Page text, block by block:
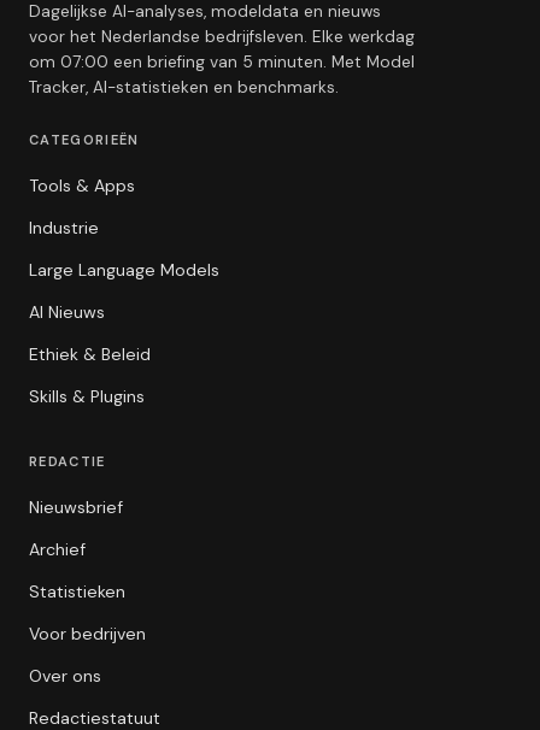
Dagelijkse AI-analyses, modeldata en nieuws
voor het Nederlandse bedrijfsleven. Elke werkdag
om 07:00 een briefing van 5 minuten. Met Model
Tracker, AI-statistieken en benchmarks.
CATEGORIEËN
Tools & Apps
Industrie
Large Language Models
AI Nieuws
Ethiek & Beleid
Skills & Plugins
REDACTIE
Nieuwsbrief
Archief
Statistieken
Voor bedrijven
Over ons
Redactiestatuut